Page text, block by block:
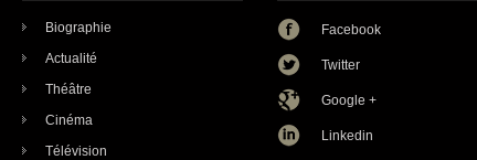
Biographie
Actualité
Théâtre
Cinéma
Télévision
Facebook
Twitter
Google +
Linkedin